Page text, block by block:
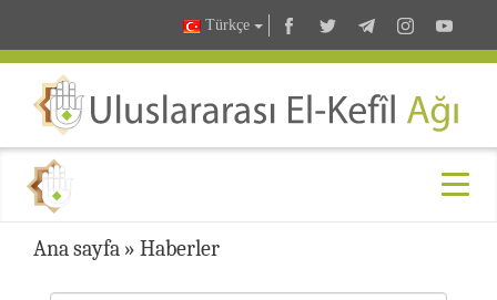
Türkçe
Ana sayfa » Haberler